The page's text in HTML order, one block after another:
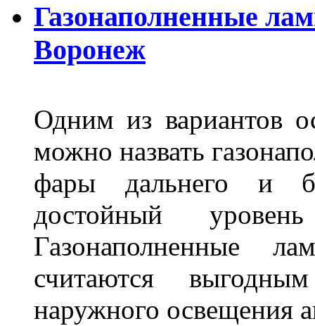
Газонаполненные
Воронеж
Одним из вариантов
можно назвать
фары дальнего и
достойный
Газонаполненные
считаются
наружного освещения